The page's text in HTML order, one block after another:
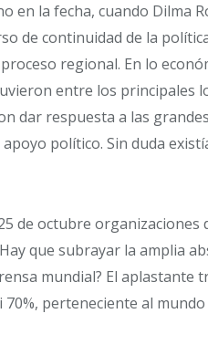
en la fecha, cuando Dilma
de continuidad de la
regional. En lo
entre los principales
dar respuesta a las
político. Sin duda
de octubre
que subrayar la amplia
mundial? El aplastante
perteneciente al mundo